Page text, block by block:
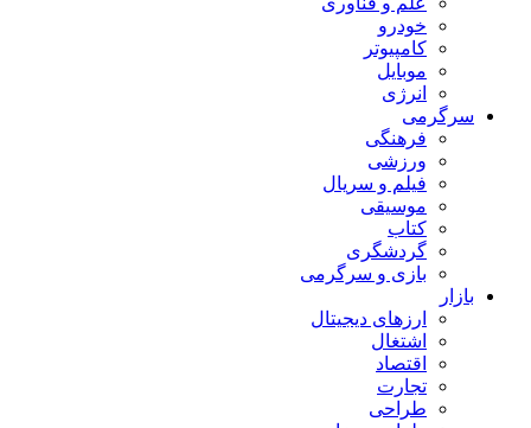
خودرو
کامپیوتر
موبایل
انرژی
سرگرمی
فرهنگی
ورزشی
فیلم و سریال
موسیقی
کتاب
گردشگری
بازی و سرگرمی
بازار
ارزهای دیجیتال
اشتغال
اقتصاد
تجارت
طراحی